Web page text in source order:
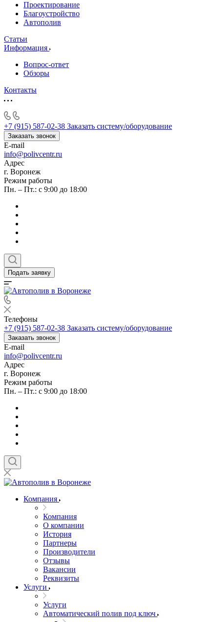
Проектирование
Благоустройство
Автополив
Статьи
Информация
Вопрос-ответ
Обзоры
Контакты
+7 (915) 587-02-38 Заказать систему/оборудование
Заказать звонок
E-mail
info@polivcentr.ru
Адрес
г. Воронеж
Режим работы
Пн. – Пт.: с 9:00 до 18:00
Подать заявку
Телефоны
+7 (915) 587-02-38 Заказать систему/оборудование
Заказать звонок
E-mail
info@polivcentr.ru
Адрес
г. Воронеж
Режим работы
Пн. – Пт.: с 9:00 до 18:00
Компания
Компания
О компании
История
Партнеры
Производители
Отзывы
Вакансии
Реквизиты
Услуги
Услуги
Автоматический полив под ключ